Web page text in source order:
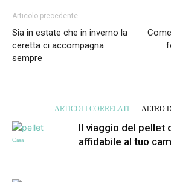
Articolo precedente
Sia in estate che in inverno la
ceretta ci accompagna
sempre
ARTICOLI CORRELATI ALTRO
Casa
Il viaggio del pellet
affidabile al tuo